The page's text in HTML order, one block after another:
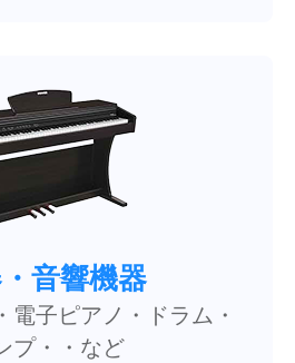
音響機器
電子ピアノ・ドラム・
プ・・など